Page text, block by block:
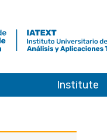
al
inicio
IATEXT
Institute
and Literary Arts